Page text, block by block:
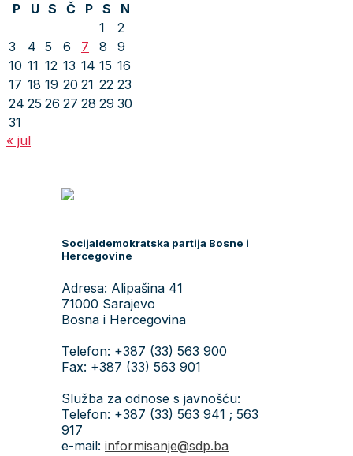
P
U S Č P S
N
1
2
3
4 5 6 7 8
9
10 11 12 13 14 15 16
17 18 19 20 21 22 23
24 25 26 27 28 29 30
31
« jul
Socijaldemokratska partija Bosne i
Hercegovine
Adresa: Alipašina 41
71000 Sarajevo
Bosna i Hercegovina
Telefon: +387 (33) 563 900
Fax: +387 (33) 563 901
Služba za odnose s javnošću:
Telefon: +387 (33) 563 941 ; 563
917
e-mail: informisanje@sdp.ba